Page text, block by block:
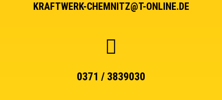
KRAFTWERK-CHEMNITZ@T-ONLINE.DE
0371 / 3839030